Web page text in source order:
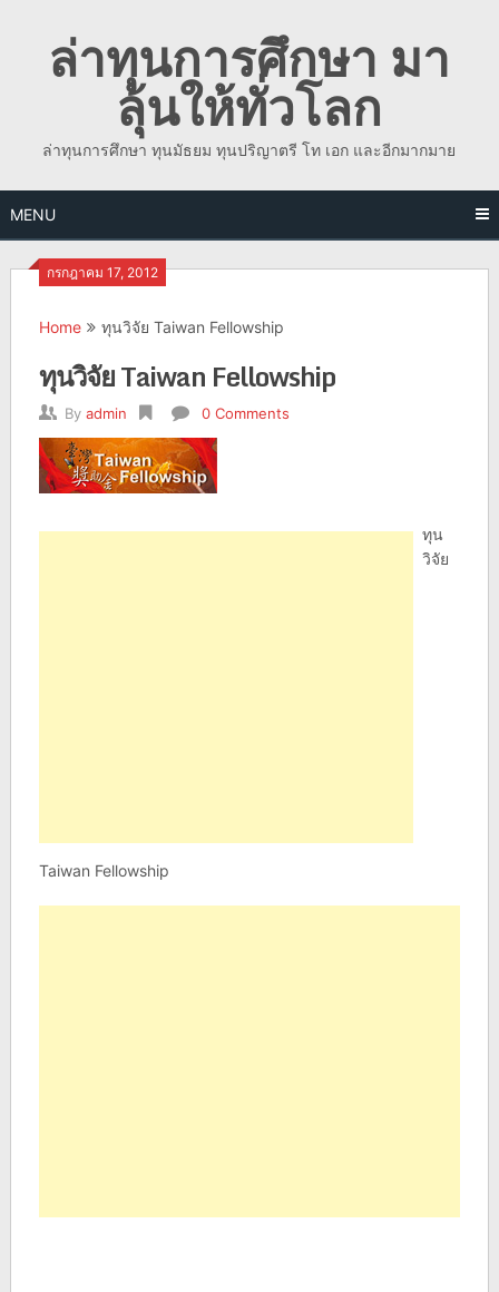
contentล่าทุนการศึกษา มา
ลุ้นให้ทั่วโลก
ล่าทุนการศึกษา ทุนมัธยม ทุนปริญาตรี โท เอก และอีกมากมาย
MENU
กรกฎาคม 17, 2012
Home ทุนวิจัย Taiwan Fellowship
ทุนวิจัย Taiwan Fellowship
By admin 0 Comments
ทุน
วิจัย
Taiwan Fellowship